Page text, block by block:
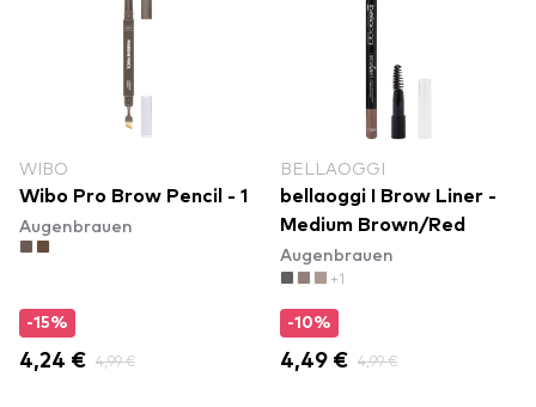
WIBO
Wibo Pro Brow Pencil - 1
Augenbrauen
-15%
4,24 € 4,99 €
BELLAOGGI
bellaoggi I Brow Liner -
Medium Brown/Red
Augenbrauen
+1
-10%
4,49 € 4,99 €